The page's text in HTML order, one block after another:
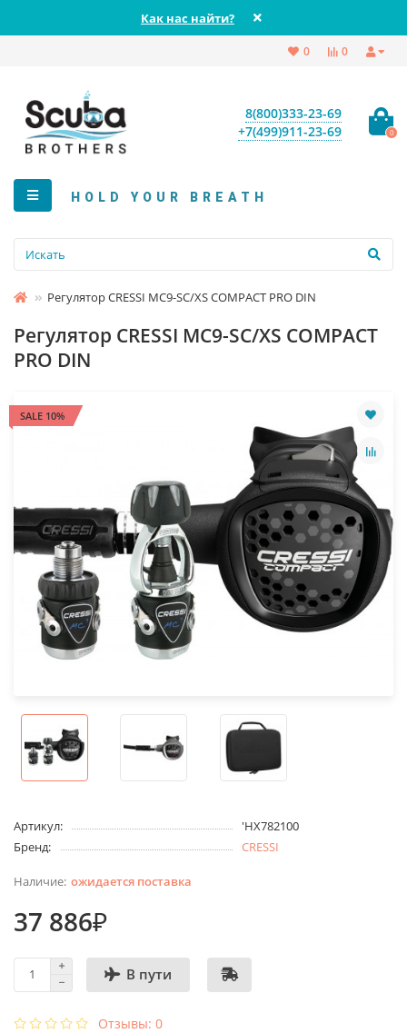
Как нас найти?
0
0
8(800)333-23-69
+7(499)911-23-69
0
HOLD YOUR BREATH
Регулятор CRESSI MC9-SC/XS COMPACT PRO DIN
Регулятор CRESSI MC9-SC/XS COMPACT
PRO DIN
SALE 10%
Артикул:
'HX782100
Бренд:
CRESSI
ожидается поставка
37 886₽
В пути
Отзывы: 0